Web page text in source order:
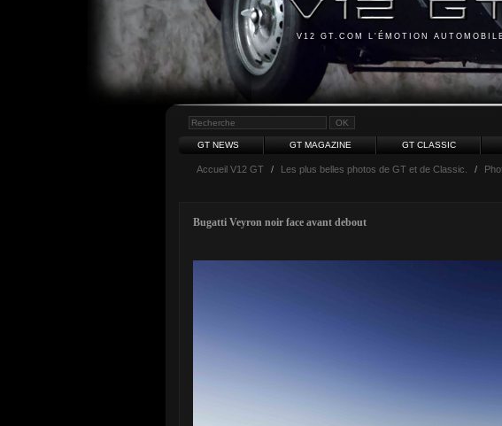
V12 GT.COM L'ÉMOTION
GT NEWS GT MAGAZINE GT CLASSIC
Accueil V12 GT / Les plus belles photos de GT et de Classic. /
Bugatti Veyron noir face avant debout